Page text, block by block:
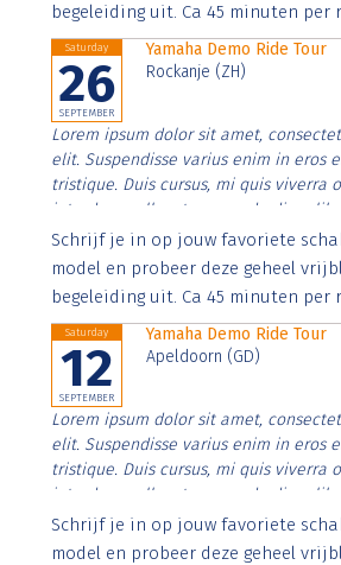
begeleiding uit. Ca 45 minuten per
Saturday
26
SEPTEMBER
Yamaha Demo Ride Tour
Rockanje (ZH)
Lorem ipsum dolor sit amet,
elit. Suspendisse varius enim in eros
tristique. Duis cursus, mi quis viverra
interdum nulla, ut commodo diam
Aenean faucibus nibh et justo cursus
imperdiet. Nunc ut sem vitae risus
Schrijf je in op jouw favoriete
model en probeer deze geheel
begeleiding uit. Ca 45 minuten per
Saturday
12
SEPTEMBER
Yamaha Demo Ride Tour
Apeldoorn (GD)
Lorem ipsum dolor sit amet,
elit. Suspendisse varius enim in eros
tristique. Duis cursus, mi quis viverra
interdum nulla, ut commodo diam
Aenean faucibus nibh et justo cursus
imperdiet. Nunc ut sem vitae risus
Schrijf je in op jouw favoriete
model en probeer deze geheel